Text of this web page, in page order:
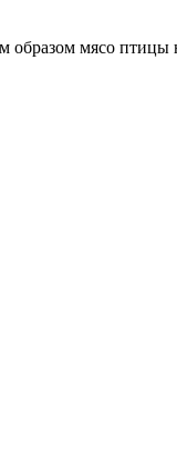
образом мясо